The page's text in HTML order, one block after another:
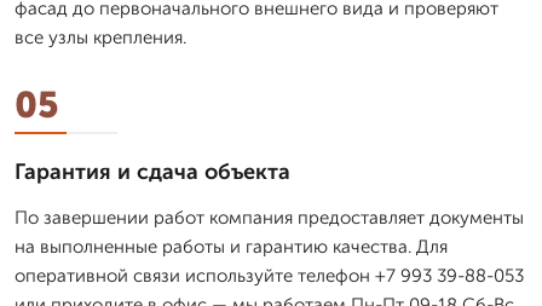
фасад до первоначального внешнего вида и проверяют
все узлы крепления.
05
Гарантия и сдача объекта
По завершении работ компания предоставляет документы
на выполненные работы и гарантию качества. Для
оперативной связи используйте телефон +7 993 39-88-053